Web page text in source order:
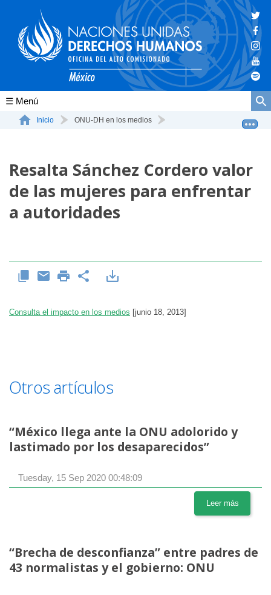
Conócenos
La ONU-DH en México
Vacantes ONU-DH México
ONU-DH en el tiempo
Inicio ONU-DH en los medios
Resalta Sánchez Cordero valor
de las mujeres para enfrentar
a autoridades
Consulta el impacto en los medios [junio 18, 2013]
Otros artículos
“México llega ante la ONU adolorido y
lastimado por los desaparecidos”
Tuesday, 15 Sep 2020 00:48:09
Leer más
“Brecha de desconfianza” entre padres de
43 normalistas y el gobierno: ONU